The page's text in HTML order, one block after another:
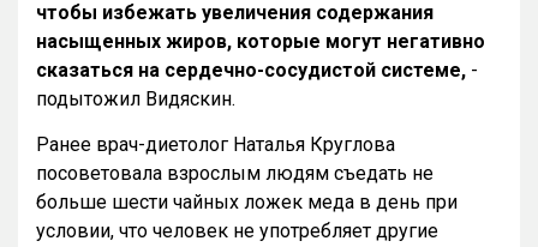
чтобы избежать увеличения содержания
насыщенных жиров, которые могут негативно
сказаться на сердечно-сосудистой системе, -
подытожил Видяскин.
Ранее врач-диетолог Наталья Круглова
посоветовала взрослым людям съедать не
больше шести чайных ложек меда в день при
условии, что человек не употребляет другие